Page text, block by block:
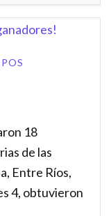
18
de las
Entre Ríos,
4, obtuvieron